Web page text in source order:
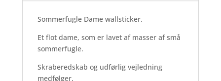
Sommerfugle Dame wallsticker.
Et flot dame, som er lavet af masser af små
sommerfugle.
Skraberedskab og udførlig vejledning
medfølger.